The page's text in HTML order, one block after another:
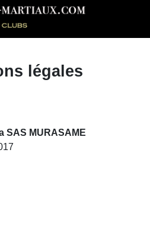
légales
SAS MURASAME